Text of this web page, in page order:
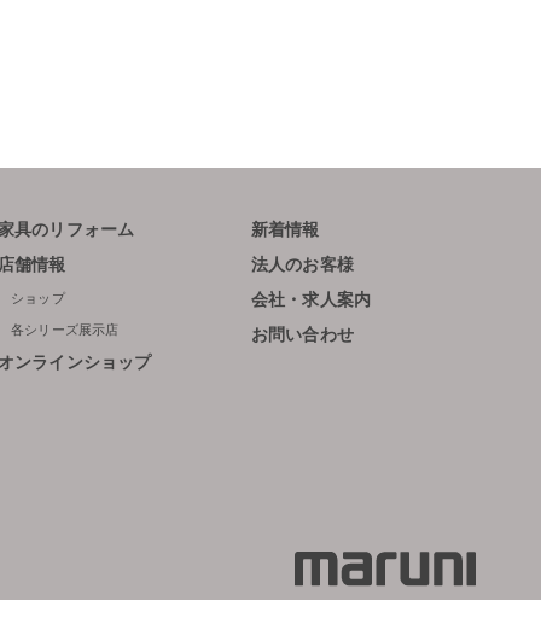
具のリフォーム
舗情報
ショップ
各シリーズ展示店
ンラインショップ
新着情報
法人のお客様
会社・求人案内
お問い合わせ